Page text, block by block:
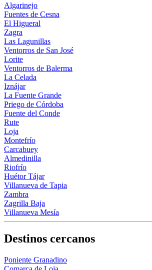
Algarinejo
Fuentes de Cesna
El Higueral
Zagra
Las Lagunillas
Ventorros de San José
Lorite
Ventorros de Balerma
La Celada
Iznájar
La Fuente Grande
Priego de Córdoba
Fuente del Conde
Rute
Loja
Montefrío
Carcabuey
Almedinilla
Riofrío
Huétor Tájar
Villanueva de Tapia
Zambra
Zagrilla Baja
Villanueva Mesía
Destinos cercanos
Poniente Granadino